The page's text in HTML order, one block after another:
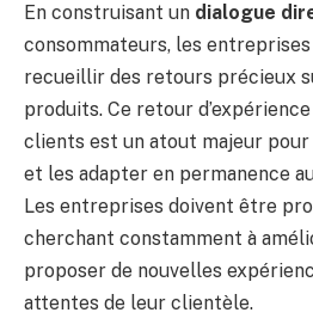
En construisant un dialogue
consommateurs, les
recueillir des retours précieux
produits. Ce retour
clients est un atout majeur
et les adapter en permanence
Les entreprises doivent être
cherchant constamment à
proposer de nouvelles
attentes de leur clientèle.